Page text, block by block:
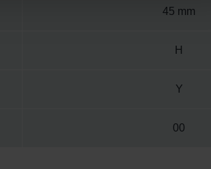
45 mm
H
Y
00